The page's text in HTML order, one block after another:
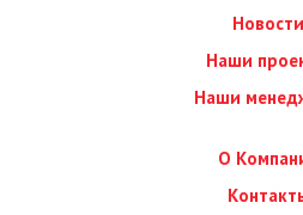
Новости
Наши
Наши
О